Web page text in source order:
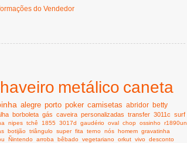
do Vendedor
metálico caneta
alegre porto poker camisetas abridor betty
borboleta gás caveira personalizadas transfer 3011c surf
nipes tchê 1855 3017d gaudério oval chop ossinho r1890un
botijão triângulo super fita terno nós homem gravatinha
Ñintendo arroba bêbado vegetariano orkut vivo desconto